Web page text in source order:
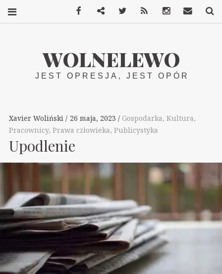
WOLNELEWO
JEST OPRESJA, JEST OPÓR
Xavier Woliński 26 maja, 2023 Gospodarka, Kultura,
Pracownicy, Prawa człowieka, Publicystyka
Upodlenie
FacebookMastodonTwitter InstagramKontakt